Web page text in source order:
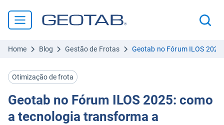
Home Blog Gestão de Frotas Geotab no Fórum ILOS
Otimização de frota
Geotab no Fórum ILOS 2025: como
a tecnologia transforma a